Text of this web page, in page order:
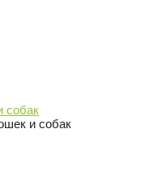
собак
и собак